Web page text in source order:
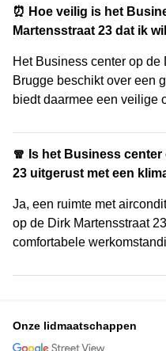
⏰ Hoe veilig is het
Martensstraat 23 dat ik
Het Business center op
Brugge beschikt over een
biedt daarmee een veilige
🧣 Is het Business
23 uitgerust met een
Ja, een ruimte met
op de Dirk Martensstraat
comfortabele
Onze lidmaatschappen